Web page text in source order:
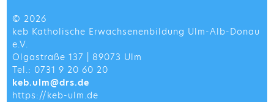
© 2026
keb Katholische Erwachsenenbildung Ulm-Alb-Donau
e.V.
Olgastraße 137 | 89073 Ulm
Tel.: 0731 9 20 60 20
keb.ulm@drs.de
https://keb-ulm.de